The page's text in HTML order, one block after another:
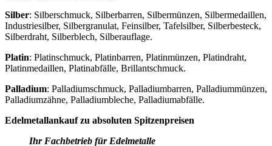
Silber: Silberschmuck, Silberbarren, Silbermünzen, Silbermedaillen,
Industriesilber, Silbergranulat, Feinsilber, Tafelsilber, Silberbesteck,
Silberdraht, Silberblech, Silberauflage.
Platin: Platinschmuck, Platinbarren, Platinmünzen, Platindraht,
Platinmedaillen, Platinabfälle, Brillantschmuck.
Palladium: Palladiumschmuck, Palladiumbarren, Palladiummünzen,
Palladiumzähne, Palladiumbleche, Palladiumabfälle.
Edelmetallankauf zu absoluten Spitzenpreisen
Ihr Fachbetrieb für Edelmetalle